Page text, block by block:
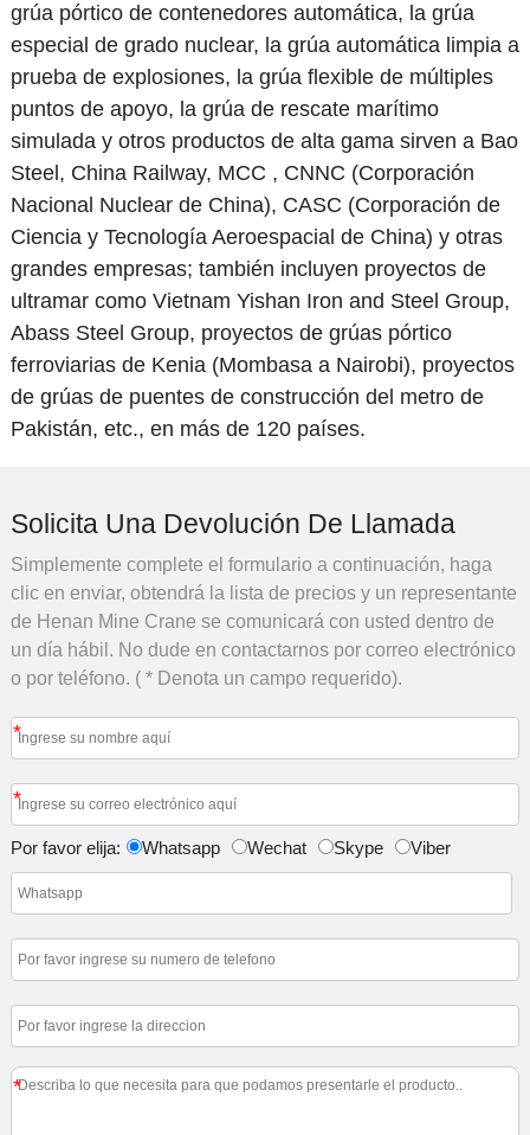
grúa pórtico de contenedores automática, la grúa
especial de grado nuclear, la grúa automática limpia a
prueba de explosiones, la grúa flexible de múltiples
puntos de apoyo, la grúa de rescate marítimo
simulada y otros productos de alta gama sirven a Bao
Steel, China Railway, MCC , CNNC (Corporación
Nacional Nuclear de China), CASC (Corporación de
Ciencia y Tecnología Aeroespacial de China) y otras
grandes empresas; también incluyen proyectos de
ultramar como Vietnam Yishan Iron and Steel Group,
Abass Steel Group, proyectos de grúas pórtico
ferroviarias de Kenia (Mombasa a Nairobi), proyectos
de grúas de puentes de construcción del metro de
Pakistán, etc., en más de 120 países.
Solicita Una Devolución De Llamada
Simplemente complete el formulario a continuación, haga
clic en enviar, obtendrá la lista de precios y un representante
de Henan Mine Crane se comunicará con usted dentro de
un día hábil. No dude en contactarnos por correo electrónico
o por teléfono. ( * Denota un campo requerido).
*
*
Por favor elija: Whatsapp Wechat Skype Viber
*